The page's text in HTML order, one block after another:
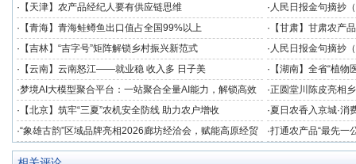
发展提供数据支撑
· 【天津】农产品经纪人要有供应链思维 · 人民日报金句摘抄
· 【青海】青海鲑鳟鱼出口值占全国99%以上 · 【甘肃】甘肃农产
· 【吉林】“吉字号”矩阵解锁乡村振兴新范式 · 人民日报金句摘抄
· 【云南】云南怒江——就业稳 收入多 日子美 · 【湖南】全省“植
竞技
·梦境AI大模型聚合平台：一站聚合全量AI能力，解锁高效
创作新境界
·正圆堂川陈皮亮相
注获群众点赞
· 【北京】筑牢“三夏”农机安全防线 助力农户增收 ·夏日农香入京城·
助农专场品鉴会在北
·“象雄古韵”区域品牌亮相2026廊坊经洽会，赋能高原经贸
协同发展
·打通农产品“最先一
业冷链中心落成